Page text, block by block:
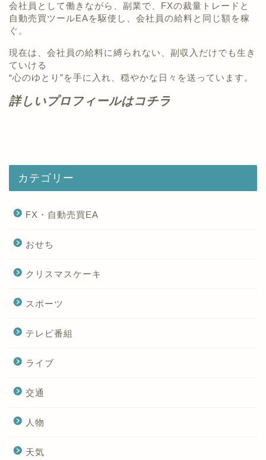
会社員として働きながら、副業で、FXの裁量トレードと
自動売買ツールEAを駆使し、会社員の給料と同じ額を稼
ぐ。
現在は、会社員の給料に縛られない、副収入だけでも生き
ていける
“心のゆとり”を手に入れ、穏やかな日々を送っています。
詳しいプロフィールはコチラ
カテゴリー
FX・自動売買EA
おせち
クリスマスケーキ
スポーツ
テレビ番組
ライブ
交通
人物
天気